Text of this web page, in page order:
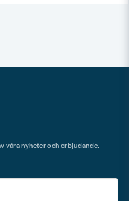
våra nyheter och erbjudande.